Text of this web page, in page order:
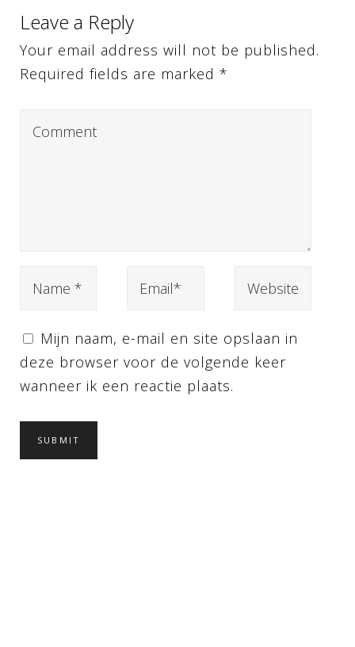
Leave a Reply
Your email address will not be published.
Required fields are marked *
Mijn naam, e-mail en site opslaan in
deze browser voor de volgende keer
wanneer ik een reactie plaats.